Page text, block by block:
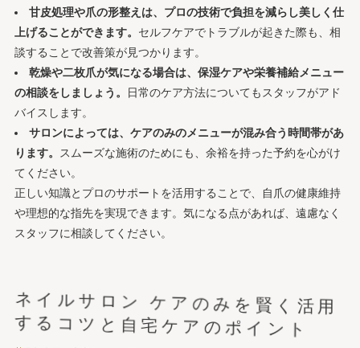
甘皮処理や爪の形整えは、プロの技術で負担を減らし美しく仕
上げることができます。 セルフケアでトラブルが起きた際も、相
談することで改善策が見つかります。
乾燥や二枚爪が気になる場合は、保湿ケアや栄養補給メニュー
の相談をしましょう。
日常のケア方法についてもスタッフがアド
バイスします。
サロンによっては、ケアのみのメニューが混み合う時間帯があ
ります。 スムーズな施術のためにも、余裕を持った予約を心がけ
てください。
正しい知識とプロのサポートを活用することで、自爪の健康維持
や理想的な指先を実現できます。気になる点があれば、遠慮なく
スタッフに相談してください。
ネイルサロン ケアのみを賢く活用
するコツと自宅ケアのポイント